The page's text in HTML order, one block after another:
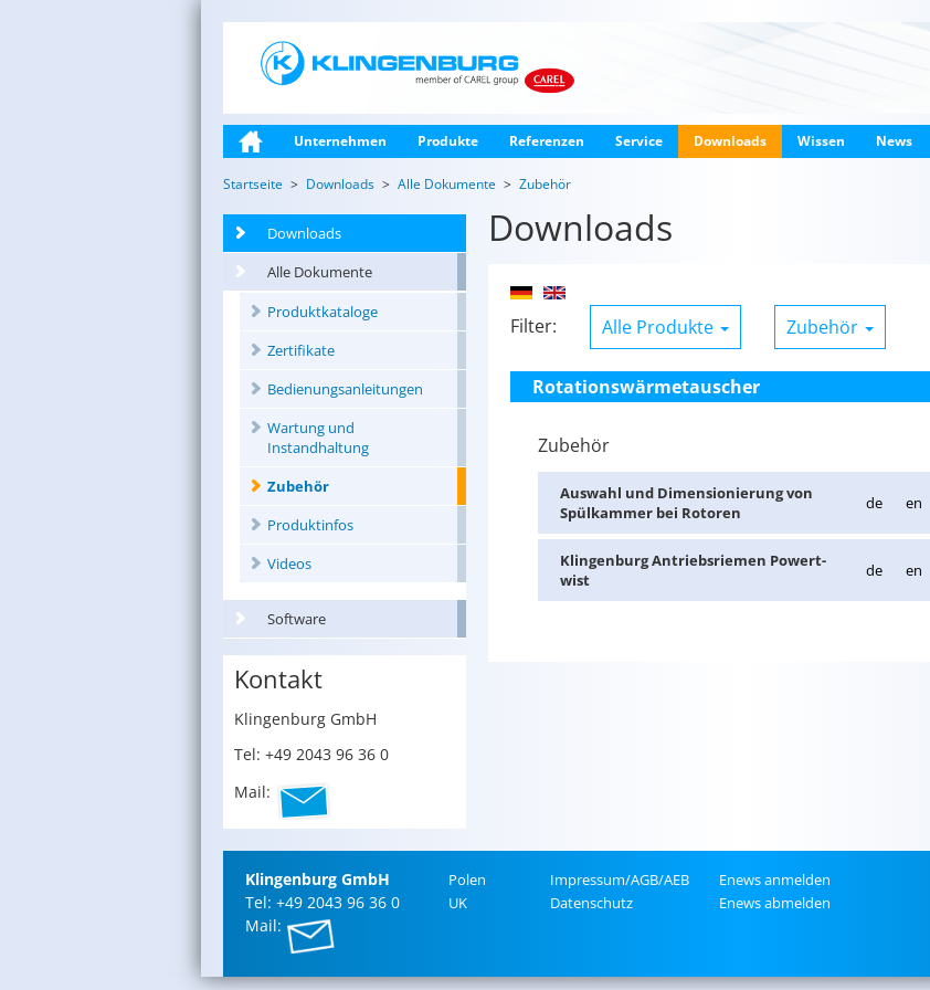
Unternehmen Produkte Referenzen Service Downloads Wissen News
Startseite Downloads Alle Dokumente Zubehör
Downloads
Alle Dokumente
Produktkataloge
Zertifikate
Bedienungsanleitungen
Wartung und
Instandhaltung
Zubehör
Produktinfos
Videos
Software
Kontakt
Klin­gen­burg GmbH
Tel: +49 2043 96 36 0
Mail:
Downloads
Filter: Alle Produkte Zubehör
Rotationswärmetauscher
Zubehör
Aus­wahl und Di­men­sio­nie­rung von
Spül­kam­mer bei Ro­to­ren
de en
Klin­gen­burg An­triebs­rie­men Powert­
wist
de en
Klin­gen­burg GmbH
Tel: +49 2043 96 36 0
Mail:
Polen
UK
Im­pres­sum/AGB/AEB
Da­ten­schutz
Enews an­mel­den
Enews ab­mel­den